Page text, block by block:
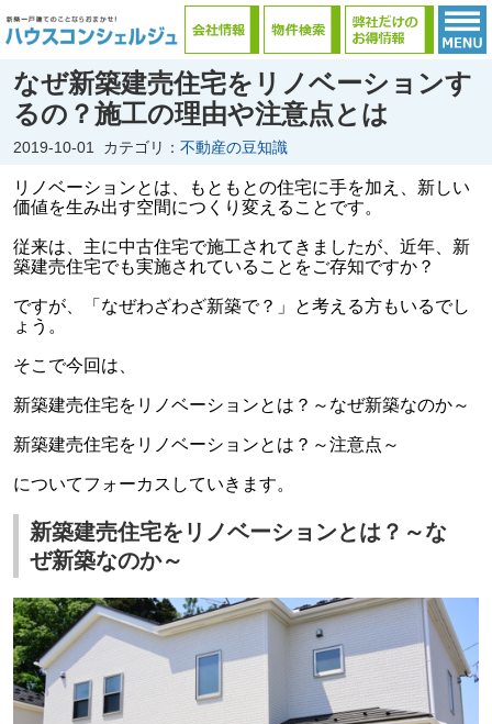
なぜ新築建売住宅をリノベーションす
るの？施工の理由や注意点とは
2019-10-01 カテゴリ： 不動産の豆知識
リノベーションとは、もともとの住宅に手を加え、新しい
価値を生み出す空間につくり変えることです。
従来は、主に中古住宅で施工されてきましたが、近年、新
築建売住宅でも実施されていることをご存知ですか？
ですが、「なぜわざわざ新築で？」と考える方もいるでし
ょう。
そこで今回は、
新築建売住宅をリノベーションとは？～なぜ新築なのか～
新築建売住宅をリノベーションとは？～注意点～
についてフォーカスしていきます。
新築建売住宅をリノベーションとは？～な
ぜ新築なのか～